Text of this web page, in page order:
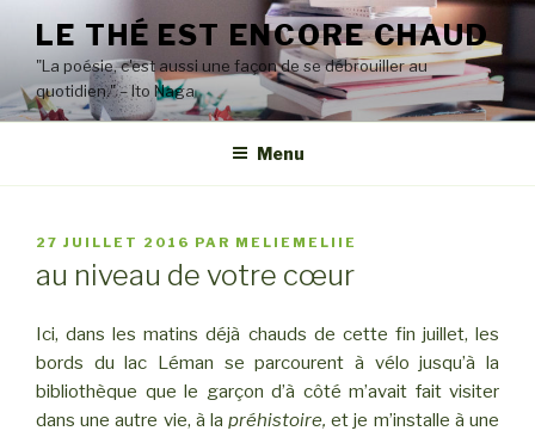
contenu
principal
LE THÉ EST ENCORE CHAUD
"La poésie, c'est aussi une façon de se débrouiller au
quotidien." – Ito Naga
Menu
PUBLIÉ
27 JUILLET 2016 PAR MELIEMELIIE
au niveau de votre cœur
Ici, dans les matins déjà chauds de cette fin juillet, les
bords du lac Léman se parcourent à vélo jusqu’à la
bibliothèque que le garçon d’à côté m’avait fait visiter
dans une autre vie, à lapréhistoire,et je m’installe à une